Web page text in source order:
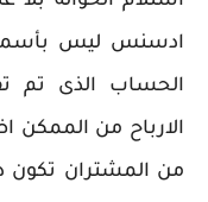
ادسنس ليس
الحساب الذى تم
الارباح من
من المشتران تكون